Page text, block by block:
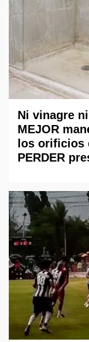
Ni vinagre
MEJOR
los orificios
PERDER